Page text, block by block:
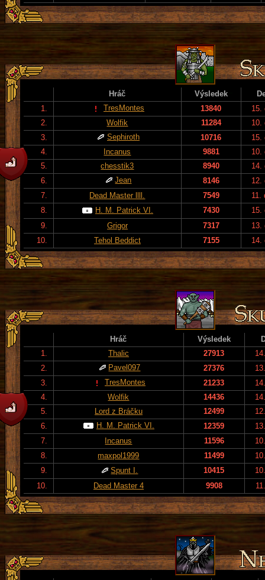
Hráč Výsledek
1.
TresMontes 13840
15.
2.
Wolfik 11284
10.
3.
Sephiroth 10716
15.
4.
Incanus 9881
10.
5.
chesstik3 8940
14.
6.
Jean 8146
12.
7.
Dead Master llll. 7549
11.
8.
H. M. Patrick VI. 7430
15.
9.
Grigor 7317
13.
10.
Tehol Beddict 7155 14.
Hráč Výsledek
1.
Thalic 27913
2.
Pavel097 27376
3.
TresMontes 21233
4.
Wolfik 14436
5.
Lord z Bráčku 12499
6.
H. M. Patrick VI. 12359
7.
Incanus 11596
8.
maxpol1999 11499
9.
Spunt I. 10415
10.
Dead Master 4 9908